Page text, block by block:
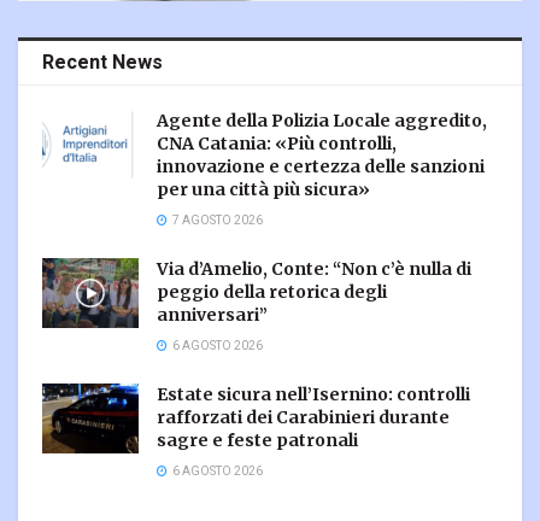
Recent News
Agente della Polizia Locale aggredito,
CNA Catania: «Più controlli,
innovazione e certezza delle sanzioni
per una città più sicura»
7 AGOSTO 2026
Via d’Amelio, Conte: “Non c’è nulla di
peggio della retorica degli
anniversari”
6 AGOSTO 2026
Estate sicura nell’Isernino: controlli
rafforzati dei Carabinieri durante
sagre e feste patronali
6 AGOSTO 2026